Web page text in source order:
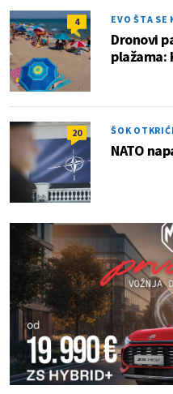
4 EVO ŠTA SE
Dronovi
plažama:
20 ŠOK
NATO